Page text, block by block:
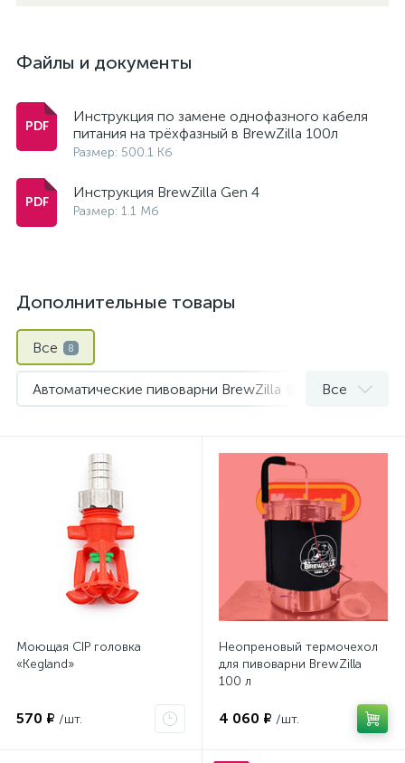
Файлы и документы
Инструкция по замене однофазного кабеля
питания на трёхфазный в BrewZilla 100л
Размер: 500.1 Кб
Инструкция BrewZilla Gen 4
Размер: 1.1 Мб
Дополнительные товары
Все 8
Автоматические пивоварни BrewZilla
Ложки и лопатки для перемешивания
Охмеление сусла
Пластинчатые теплообменники и проточные
Все
Моющая CIP головка
«Kegland»
570 ₽ /шт.
Неопреновый термочехол
для пивоварни BrewZilla
100 л
4 060 ₽ /шт.